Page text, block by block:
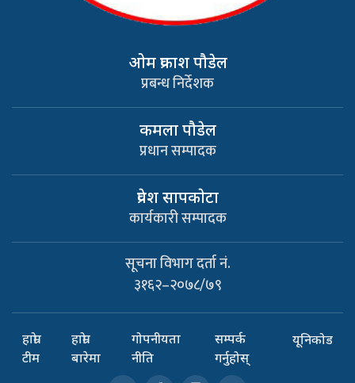
ओम प्रकाश पौडेल
प्रबन्ध निर्देशक
कमला पौडेल
प्रधान सम्पादक
प्रवेश सापकाेटा
कार्यकारी सम्पादक
सूचना विभाग दर्ता नं.
३१६२–२०७८/७९
हाम्रो
टीम
हाम्रो
बारेमा
गोपनीयता
नीति
सम्पर्क
गर्नुहोस्
यूनिकोड